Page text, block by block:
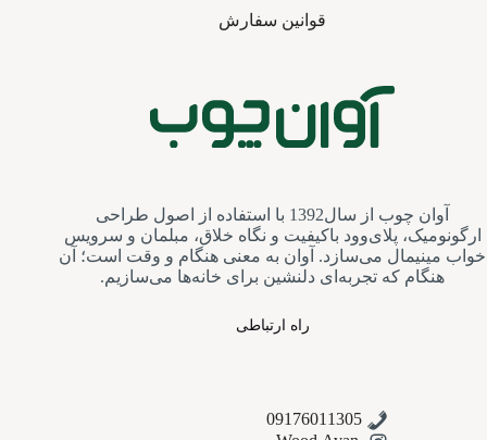
قوانین سفارش
آوان چوب از سال1392 با استفاده از اصول طراحی
ارگونومیک، پلای‌وود باکیفیت و نگاه خلاق، مبلمان و سرویس‌
خواب مینیمال می‌سازد. آوان به معنی هنگام و وقت است؛ آن
هنگام که تجربه‌ای دلنشین برای خانه‌ها می‌سازیم.
راه ارتباطی
09176011305